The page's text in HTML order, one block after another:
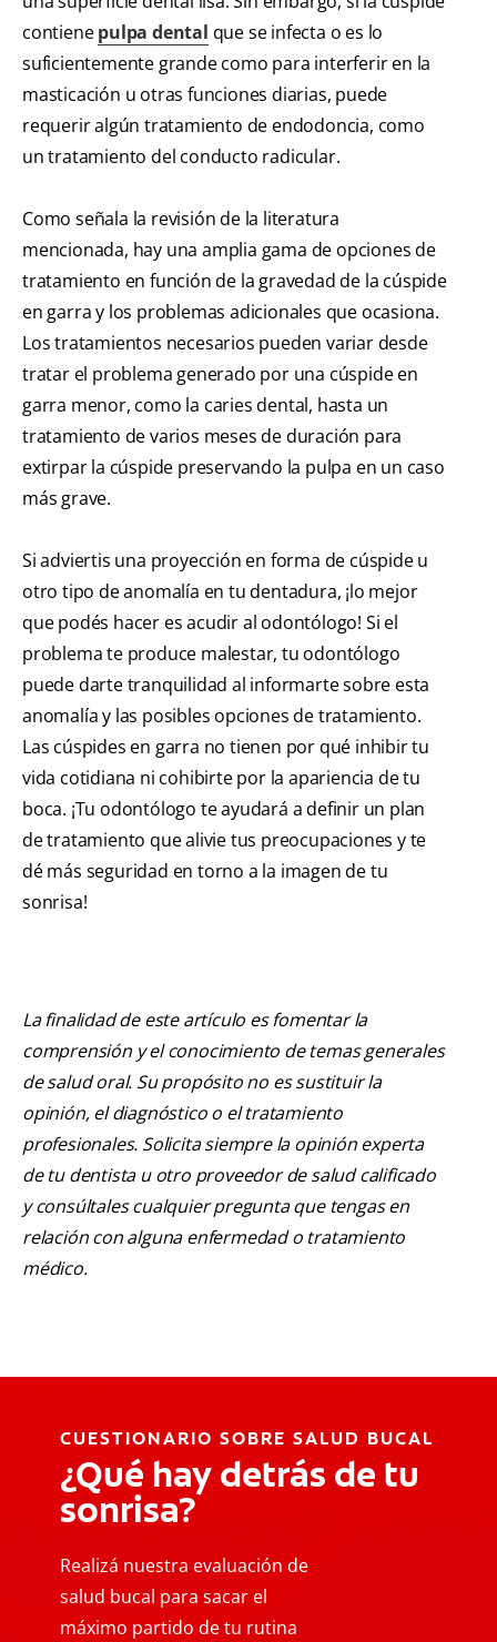
contienepulpa dental que se infecta o es lo
suficientemente grande como para interferir en la
masticación u otras funciones diarias, puede
requerir algún tratamiento de endodoncia, como
un tratamiento del conducto radicular.
Como señala la revisión de la literatura
mencionada, hay una amplia gama de opciones de
tratamiento en función de la gravedad de la cúspide
en garra y los problemas adicionales que ocasiona.
Los tratamientos necesarios pueden variar desde
tratar el problema generado por una cúspide en
garra menor, como la caries dental, hasta un
tratamiento de varios meses de duración para
extirpar la cúspide preservando la pulpa en un caso
más grave.
Si adviertis una proyección en forma de cúspide u
otro tipo de anomalía en tu dentadura, ¡lo mejor
que podés hacer es acudir al odontólogo! Si el
problema te produce malestar, tu odontólogo
puede darte tranquilidad al informarte sobre esta
anomalía y las posibles opciones de tratamiento.
Las cúspides en garra no tienen por qué inhibir tu
vida cotidiana ni cohibirte por la apariencia de tu
boca. ¡Tu odontólogo te ayudará a definir un plan
de tratamiento que alivie tus preocupaciones y te
dé más seguridad en torno a la imagen de tu
sonrisa!
La finalidad de este artículo es fomentar la
comprensión y el conocimiento de temas generales
de salud oral. Su propósito no es sustituir la
opinión, el diagnóstico o el tratamiento
profesionales. Solicita siempre la opinión experta
de tu dentista u otro proveedor de salud calificado
y consúltales cualquier pregunta que tengas en
relación con alguna enfermedad o tratamiento
médico.
CUESTIONARIO SOBRE SALUD BUCAL
¿Qué hay detrás de tu
sonrisa?
Realizá nuestra evaluación de
salud bucal para sacar el
máximo partido de tu rutina